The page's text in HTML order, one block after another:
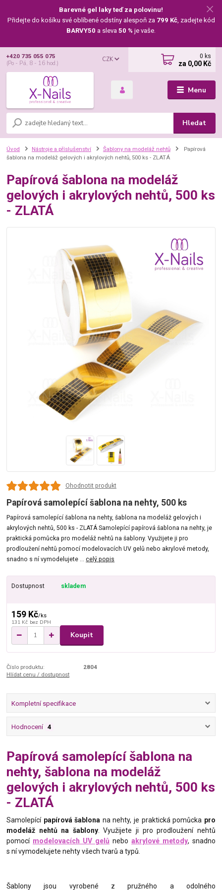
Barevné gel laky teď za polovinu!
Přidejte do košíku své oblíbené odstíny alespoň za 799 Kč, zadejte kód
BARVY50 a sleva 50 % je vaše.
Menu
CZK
Hledat
+420 735 055 075
(Po - Pá, 8 - 16 hod.)
0 ks
za 0,00 Kč
Úvod Nástroje a příslušenství Šablony na modeláž nehtů
Papírová
šablona na modeláž gelových i akrylových nehtů, 500 ks - ZLATÁ
Papírová šablona na modeláž
gelových i akrylových nehtů, 500 ks
- ZLATÁ
Ohodnotit produkt
Papírová samolepící šablona na nehty, 500 ks
Papírová samolepící šablona na nehty, šablona na modeláž gelových i
akrylových nehtů, 500 ks - ZLATÁ Samolepící papírová šablona na nehty, je
praktická pomůcka pro modeláž nehtů na šablony. Využijete ji pro
prodloužení nehtů pomocí modelovacích UV gelů nebo akrylové metody,
snadno s ní vymodelujete ...celý popis
Dostupnost skladem
159 Kč/ks
131 Kč bez DPH
Koupit
Číslo produktu:
2804
Hlídat cenu / dostupnost
Kompletní specifikace
Hodnocení 4
Papírová samolepící šablona na
nehty, šablona na modeláž
gelových i akrylových nehtů, 500 ks
- ZLATÁ
Samolepící papírová šablona na nehty, je praktická pomůcka pro
modeláž nehtů na šablony. Využijete ji pro prodloužení nehtů
pomocí modelovacích UV gelů nebo akrylové metody, snadno
s ní vymodelujete nehty všech tvarů a typů.
Šablony jsou vyrobené z pružného a odolného